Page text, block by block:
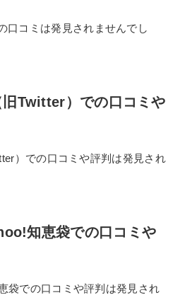
口コミは発見されませんでし
Twitter）での口コミや
）での口コミや評判は発見され
知恵袋での口コミや
袋での口コミや評判は発見され